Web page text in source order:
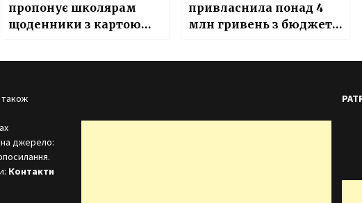
пропонує школярам
щоденники з картою
привласнила понад 4
млн гривень з бюджету
на джерело:
Контакти